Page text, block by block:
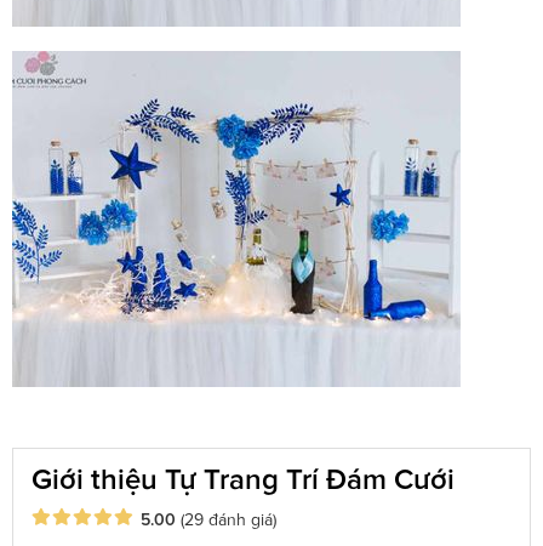
Giới thiệu Tự Trang Trí Đám Cưới
5.00 (29 đánh giá)